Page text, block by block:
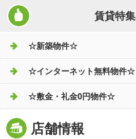
賃貸特集
☆新築物件☆
☆インターネット無料物件☆
☆敷金・礼金0円物件☆
店舗情報